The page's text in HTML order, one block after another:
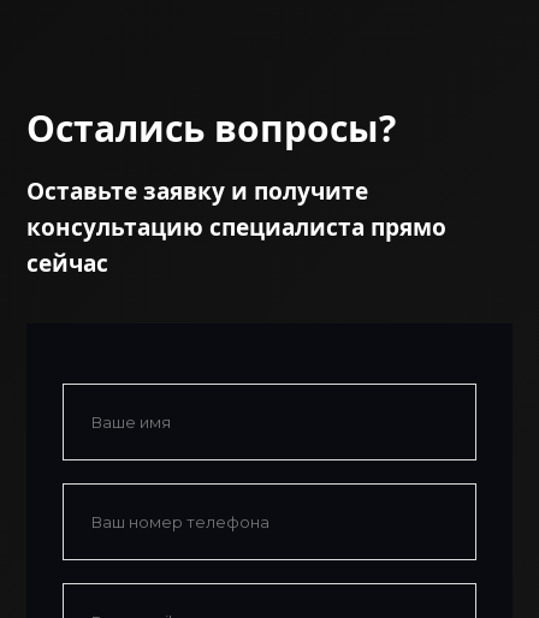
Остались вопросы?
Оставьте заявку и получите
консультацию специалиста прямо
сейчас